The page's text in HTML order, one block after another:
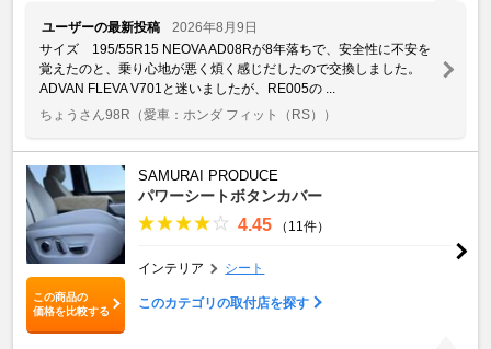
ユーザーの最新投稿
2026年8月9日
サイズ 195/55R15 NEOVA AD08Rが8年落ちで、安全性に不安を
覚えたのと、乗り心地が悪く煩く感じだしたので交換しました。
ADVAN FLEVA V701と迷いましたが、RE005の ...
ちょうさん98R （愛車：ホンダ フィット（RS））
この商品の
価格を比較する
SAMURAI PRODUCE
パワーシートボタンカバー
4.45 （11件）
インテリア シート
このカテゴリの取付店を探す